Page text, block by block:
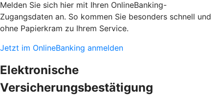
Melden Sie sich hier mit Ihren OnlineBanking-
Zugangsdaten an. So kommen Sie besonders schnell und
ohne Papierkram zu Ihrem Service.
Jetzt im OnlineBanking anmelden
Elektronische
Versicherungsbestätigung